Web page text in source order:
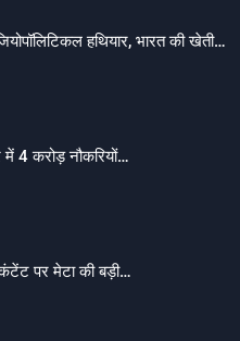
हथियार, भारत की खेती…
4 करोड़ नौकरियों…
पर मेटा की बड़ी…